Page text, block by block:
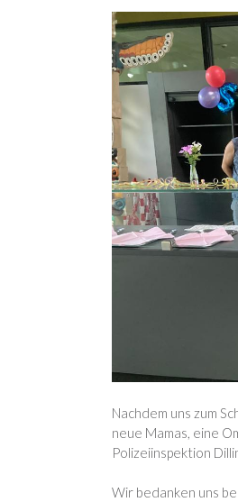
Nachdem uns zum
neue Mamas, eine
Polizeiinspektion
Wir bedanken uns